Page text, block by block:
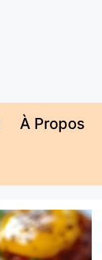
À Propos